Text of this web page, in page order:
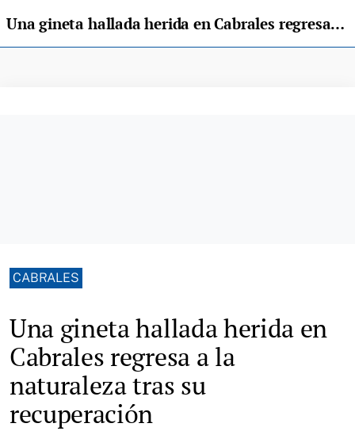
Una gineta hallada herida en Cabrales regresa a la naturaleza tras su recuperación
CABRALES
Una gineta hallada herida en
Cabrales regresa a la
naturaleza tras su
recuperación